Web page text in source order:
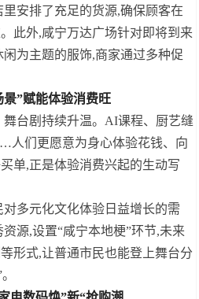
安排了充足的货源,确保顾客在
此外,咸宁万达广场针对即将到来
为主题的服饰,商家通过多种促
景”赋能体验消费旺
舞台剧持续升温。AI课程、厨艺缝
人们更愿意为身心体验花钱、向
单,正是体验消费兴起的生动写
多元化文化体验日益增长的需
源,设置“咸宁本地梗”环节,未来
形式,让普通市民也能登上舞台分